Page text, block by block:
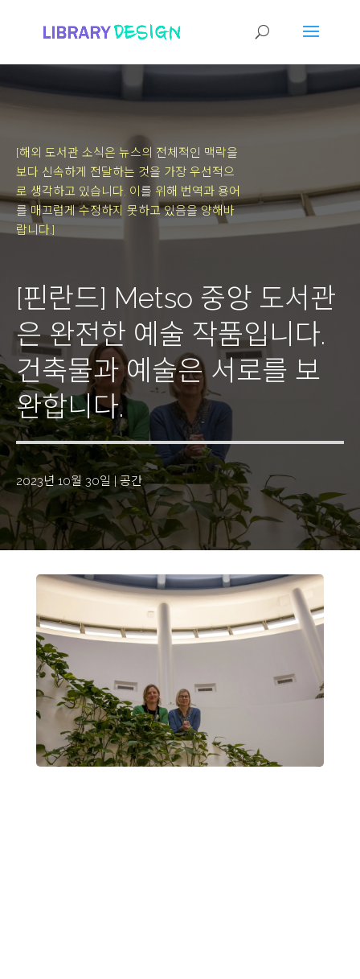
[해외 도서관 소식은 뉴스의 전체적인 맥락을
보다 신속하게 전달하는 것을 가장 우선적으
로 생각하고 있습니다. 이를 위해 번역과 용어
를 매끄럽게 수정하지 못하고 있음을 양해바
랍니다.]
[핀란드] Metso 중앙 도서관
은 완전한 예술 작품입니다.
건축물과 예술은 서로를 보
완합니다.
2023년 10월 30일 |공간